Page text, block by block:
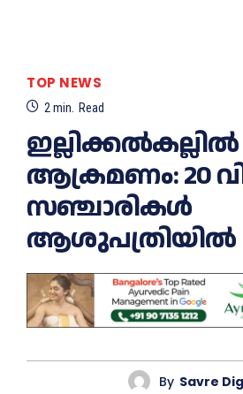
TOP NEWS
2 min. Read
ആക്രമണം: 20
സഞ്ചാരികള്‍
ആശുപത്രിയില്‍
By Savre